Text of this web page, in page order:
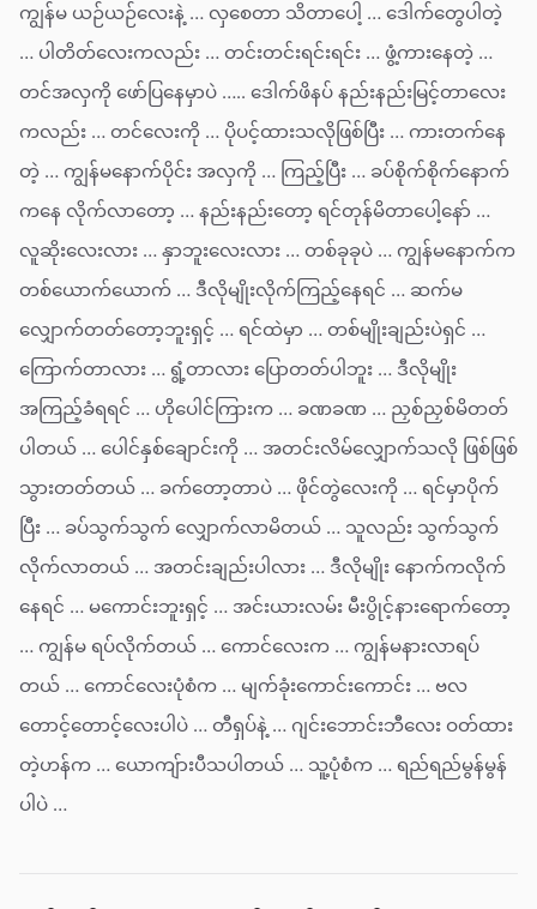
ကျွန်မ ယဉ်ယဉ်လေးနဲ့ … လှစေတာ သိတာပေါ့ … ဒေါက်တွေပါတဲ့
… ပါတိတ်လေးကလည်း … တင်းတင်းရင်းရင်း … ဖွံ့ကားနေတဲ့ …
တင်အလှကို ဖော်ပြနေမှာပဲ ….. ဒေါက်ဖိနပ် နည်းနည်းမြင့်တာလေး
ကလည်း … တင်လေးကို … ပိုပင့်ထားသလိုဖြစ်ပြီး … ကားတက်နေ
တဲ့ … ကျွန်မနောက်ပိုင်း အလှကို … ကြည့်ပြီး … ခပ်စိုက်စိုက်နောက်
ကနေ လိုက်လာတော့ … နည်းနည်းတော့ ရင်တုန်မိတာပေါ့နော် …
လူဆိုးလေးလား … နှာဘူးလေးလား … တစ်ခုခုပဲ … ကျွန်မနောက်က
တစ်ယောက်ယောက် … ဒီလိုမျိုးလိုက်ကြည့်နေရင် … ဆက်မ
လျှောက်တတ်တော့ဘူးရှင့် … ရင်ထဲမှာ … တစ်မျိုးချည်းပဲရှင် …
ကြောက်တာလား … ရွံ့တာလား ပြောတတ်ပါဘူး … ဒီလိုမျိုး
အကြည့်ခံရရင် … ဟိုပေါင်ကြားက … ခဏခဏ … ညှစ်ညှစ်မိတတ်
ပါတယ် … ပေါင်နှစ်ချောင်းကို … အတင်းလိမ်လျှောက်သလို ဖြစ်ဖြစ်
သွားတတ်တယ် … ခက်တော့တာပဲ … ဖိုင်တွဲလေးကို … ရင်မှာပိုက်
ပြီး … ခပ်သွက်သွက် လျှောက်လာမိတယ် … သူလည်း သွက်သွက်
လိုက်လာတယ် … အတင်းချည်းပါလား … ဒီလိုမျိုး နောက်ကလိုက်
နေရင် … မကောင်းဘူးရှင့် … အင်းယားလမ်း မီးပွိုင့်နားရောက်တော့
… ကျွန်မ ရပ်လိုက်တယ် … ကောင်လေးက … ကျွန်မနားလာရပ်
တယ် … ကောင်လေးပုံစံက … မျက်ခုံးကောင်းကောင်း … ဗလ
တောင့်တောင့်လေးပါပဲ … တီရှပ်နဲ့ … ဂျင်းဘောင်းဘီလေး ဝတ်ထား
တဲ့ဟန်က … ယောကျ်ားပီသပါတယ် … သူ့ပုံစံက … ရည်ရည်မွန်မွန်
ပါပဲ …